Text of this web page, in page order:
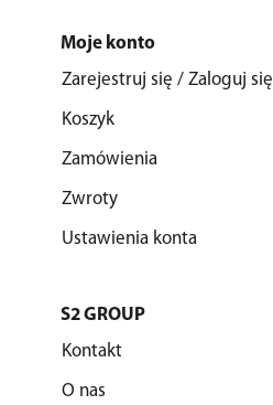
Moje konto
Zarejestruj się / Zaloguj się
Koszyk
Zamówienia
Zwroty
Ustawienia konta
S2 GROUP
Kontakt
O nas